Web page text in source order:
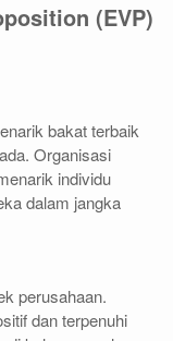
(EVP)
bakat terbaik
Organisasi
individu
dalam jangka
perusahaan.
dan terpenuhi